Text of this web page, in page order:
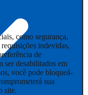
como segurança,
indevidas,
de
ser desabilitados em
você pode bloqueá-
sua
site.